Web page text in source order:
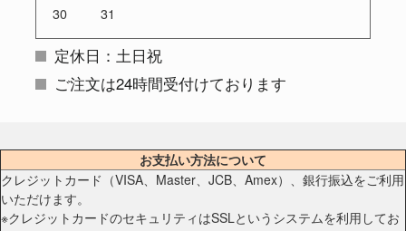
30 31
定休日：土日祝
ご注文は24時間受付けております
お支払い方法について
クレジットカード（VISA、Master、JCB、Amex）、銀行振込をご利用
いただけます。
※クレジットカードのセキュリティはSSLというシステムを利用してお